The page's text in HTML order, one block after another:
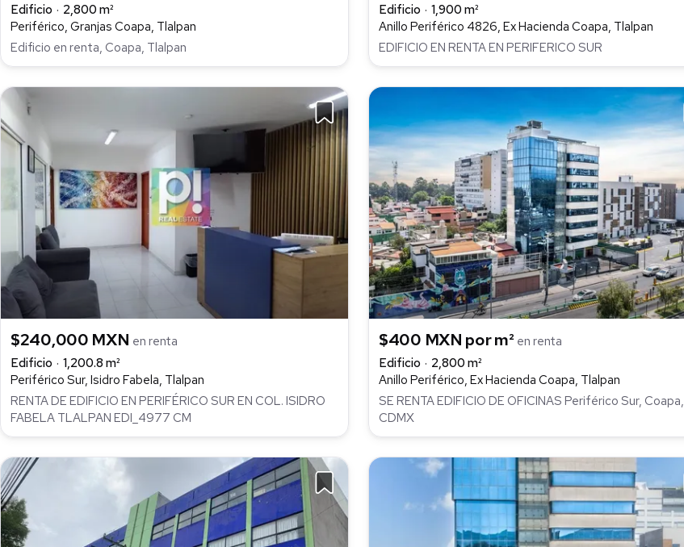
Edificio
2,800 m²
Periférico, Granjas Coapa, Tlalpan
Edificio en renta, Coapa, Tlalpan
Edificio
1,900 m²
Anillo Periférico 4826, Ex Hacienda Coapa, Tlalpan
EDIFICIO EN RENTA EN PERIFERICO SUR
$240,000 MXN en renta
Edificio
1,200.8 m²
Periférico Sur, Isidro Fabela, Tlalpan
RENTA DE EDIFICIO EN PERIFÉRICO SUR EN COL. ISIDRO
FABELA TLALPAN EDI_4977 CM
$400 MXN por m² en renta
Edificio
2,800 m²
Anillo Periférico, Ex Hacienda Coapa, Tlalpan
SE RENTA EDIFICIO DE OFICINAS Periférico Sur, Coapa,
CDMX